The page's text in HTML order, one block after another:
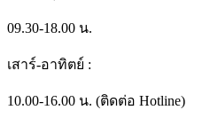
09.30-18.00 น.
เสาร์-อาทิตย์ :
10.00-16.00 น. (ติดต่อ Hotline)